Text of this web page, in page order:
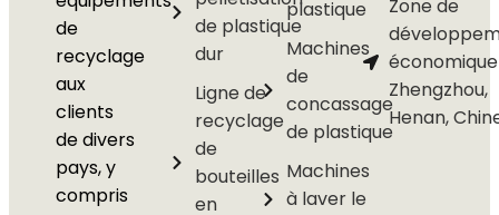
de
recyclage
aux
clients
de divers
pays, y
compris
de plastique
dur
Ligne de
recyclage
de
bouteilles
en
plastique
Machines
de
concassage
de plastique
Machines
à laver le
Zone de
Zhengzhou,
Henan,